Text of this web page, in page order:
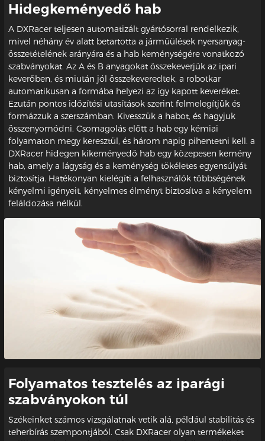
Hidegkeményedő hab
A DXRacer teljesen automatizált gyártósorral rendelkezik,
mivel néhány év alatt betartotta a járműülések nyersanyag-
összetételének arányára és a hab keménységére vonatkozó
szabványokat. Az A és B anyagokat összekeverjük az ipari
keverőben, és miután jól összekeveredtek, a robotkar
automatikusan a formába helyezi az így kapott keveréket.
Ezután pontos időzítési utasítások szerint felmelegítjük és
formázzuk a szerszámban. Kivesszük a habot, és hagyjuk
összenyomódni. Csomagolás előtt a hab egy kémiai
folyamaton megy keresztül, és három napig pihentetni kell. a
DXRacer hidegen kikeményedő hab egy közepesen kemény
hab, amely a lágyság és a keménység tökéletes egyensúlyát
biztosítja. Hatékonyan kielégíti a felhasználók többségének
kényelmi igényeit, kényelmes élményt biztosítva a kényelem
feláldozása nélkül.
Folyamatos tesztelés az iparági
szabványokon túl
Székeinket számos vizsgálatnak vetik alá, például stabilitás és
teherbírás szempontjából. Csak DXRacer olyan termékeket